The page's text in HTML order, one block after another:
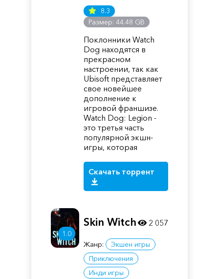
8.3
Размер: 44.48 GB
Поклонники Watch
Dog находятся в
прекрасном
настроении, так как
Ubisoft представляет
свое новейшее
дополнение к
игровой франшизе.
Watch Dog: Legion -
это третья часть
популярной экшн-
игры, которая
Скачать торрент
1.0
Skin Witch
Жанр:
Экшен игры
Приключения
Инди игры
2 057